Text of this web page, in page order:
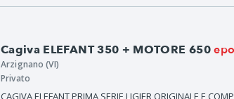
Cagiva ELEFANT 350 + MOTORE 650
Arzignano (VI)
Privato
CAGIVA ELEFANT PRIMA SERIE LIGIER ORIGINALE E